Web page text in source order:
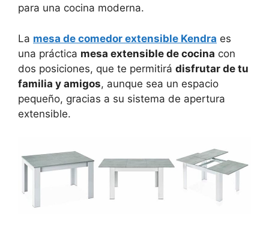
para una cocina moderna.
La mesa de comedor extensible Kendra es
una práctica mesa extensible de cocina con
dos posiciones, que te permitirá disfrutar de tu
familia y amigos, aunque sea un espacio
pequeño, gracias a su sistema de apertura
extensible.